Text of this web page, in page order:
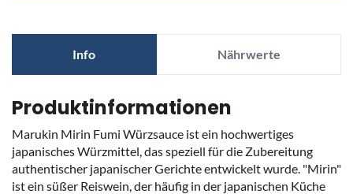
Info Nährwerte
Produktinformationen
Marukin Mirin Fumi Würzsauce ist ein hochwertiges
japanisches Würzmittel, das speziell für die Zubereitung
authentischer japanischer Gerichte entwickelt wurde. "Mirin"
ist ein süßer Reiswein, der häufig in der japanischen Küche